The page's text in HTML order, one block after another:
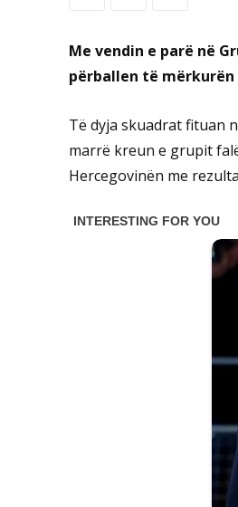
Me vendin e parë në
përballen të mërkurën
Të dyja skuadrat fituan
marrë kreun e grupit
Hercegovinën me